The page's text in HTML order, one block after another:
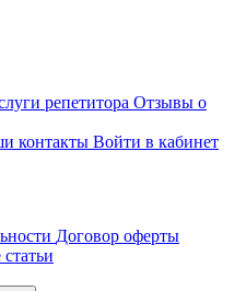
репетитора Отзывы о
контакты Войти в кабинет
Договор оферты